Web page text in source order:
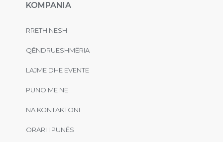
KOMPANIA
RRETH NESH
QËNDRUESHMËRIA
LAJME DHE EVENTE
PUNO ME NE
NA KONTAKTONI
ORARI I PUNËS